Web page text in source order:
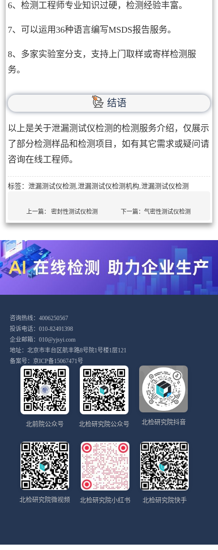
6、检测工程师专业知识过硬，检测经验丰富。
7、可以运用36种语言编写MSDS报告服务。
8、多家实验室分支，支持上门取样或寄样检测服
务。
结语
以上是关于泄漏测试仪检测的检测服务介绍，仅展示
了部分检测样品和检测项目，如有其它需求或疑问请
咨询在线工程师。
标签：泄漏测试仪检测,泄漏测试仪检测机构,泄漏测试仪检测
上一篇：密封性测试仪检测 下一篇：气密性测试仪检测
咨询热线：4006250567
投诉电话：010-82491398
企业邮箱：010@yjsyi.com
地址：北京市丰台区航丰路8号院1号楼1层121
备案号： 京ICP备15067471号
北前院公众号 北检研究院公众号 北检研究院抖音
北检研究院微视频 北检研究院小红书 北检研究院快手